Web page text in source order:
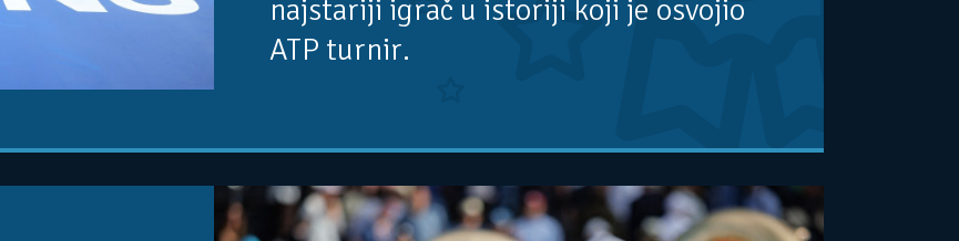
najstariji igrač u istoriji koji je osvojio
ATP turnir.